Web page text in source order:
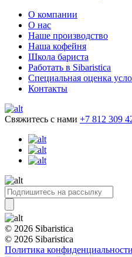
О компании
О нас
Наше производство
Наша кофейня
Школа бариста
Работать в Sibaristica
Специальная оценка
Контакты
Свяжитесь с нами +7 812 309
© 2026 Sibaristica
© 2026 Sibaristica
Политика конфиденциальности